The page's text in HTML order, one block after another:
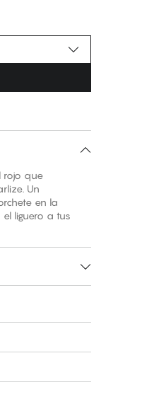
rojo que
Un
en la
liguero a tus